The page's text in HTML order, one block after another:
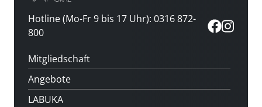
Hotline (Mo-Fr 9 bis 17 Uhr): 0316 872-
800
Mitgliedschaft
Angebote
LABUKA